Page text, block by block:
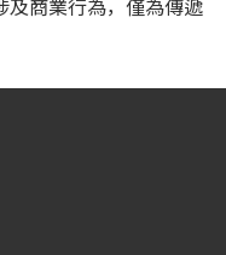
及商業行為，僅為傳遞